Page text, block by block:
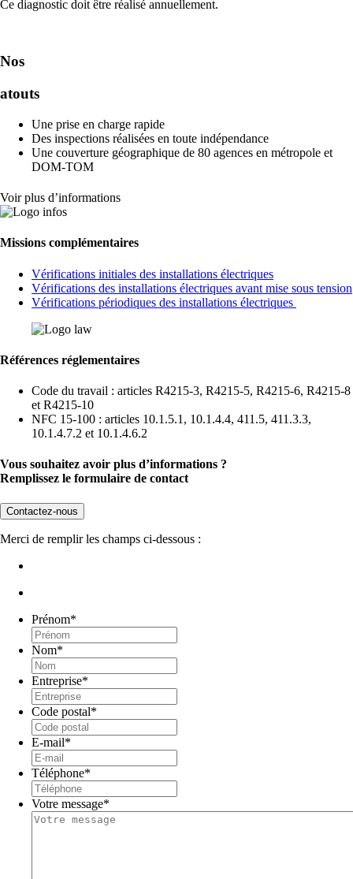
Ce diagnostic doit être réalisé annuellement.
Nos
atouts
Une prise en charge rapide
Des inspections réalisées en toute indépendance
Une couverture géographique de 80 agences en métropole et
DOM-TOM
Voir plus d’informations
Missions complémentaires
Vérifications initiales des installations électriques
Vérifications des installations électriques avant mise sous tension
Vérifications périodiques des installations électriques
Références réglementaires
Code du travail : articles R4215-3, R4215-5, R4215-6, R4215-8
et R4215-10
NFC 15-100 : articles 10.1.5.1, 10.1.4.4, 411.5, 411.3.3,
10.1.4.7.2 et 10.1.4.6.2
Vous souhaitez avoir plus d’informations ?
Remplissez le formulaire de contact
Contactez-nous
Merci de remplir les champs ci-dessous :
Prénom*
Nom*
Entreprise*
Code postal*
E-mail*
Téléphone*
Votre message*